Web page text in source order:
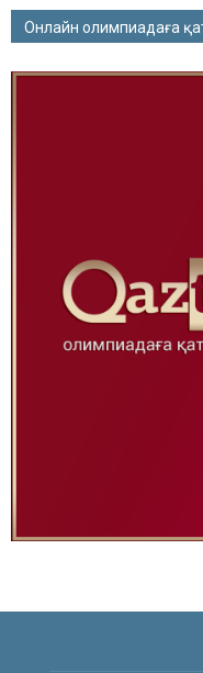
Онлайн олимпиадаға